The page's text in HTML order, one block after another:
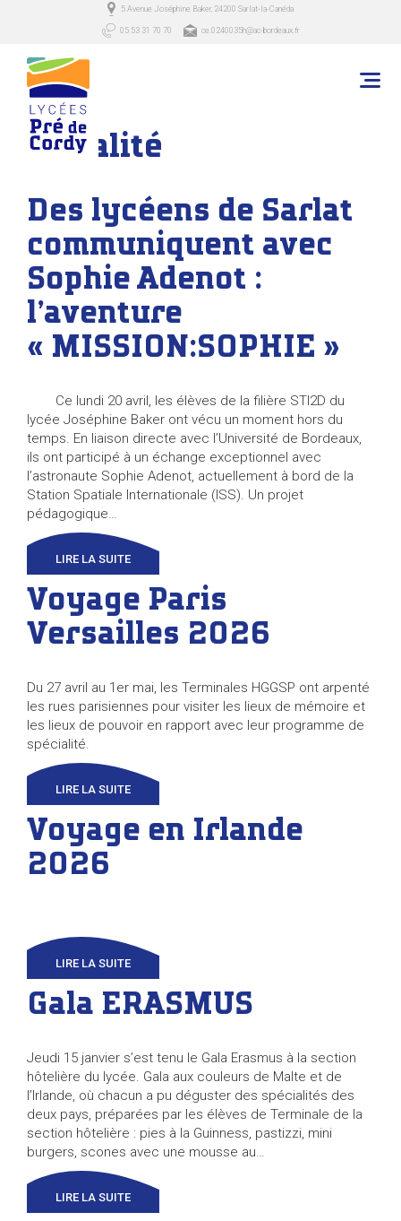
5 Avenue Joséphine Baker, 24200 Sarlat-la-Canéda
05 53 31 70 70 ce.0240035h@ac-bordeaux.fr
Lycée Pré de Cordy
Actualité
Des lycéens de Sarlat
communiquent avec
Sophie Adenot :
l’aventure
« MISSION:SOPHIE »
Ce lundi 20 avril, les élèves de la filière STI2D du
lycée Joséphine Baker ont vécu un moment hors du
temps. En liaison directe avec l’Université de Bordeaux,
ils ont participé à un échange exceptionnel avec
l’astronaute Sophie Adenot, actuellement à bord de la
Station Spatiale Internationale (ISS). Un projet
pédagogique…
LIRE LA SUITE
Voyage Paris
Versailles 2026
Du 27 avril au 1er mai, les Terminales HGGSP ont arpenté
les rues parisiennes pour visiter les lieux de mémoire et
les lieux de pouvoir en rapport avec leur programme de
spécialité.
LIRE LA SUITE
Voyage en Irlande
2026
LIRE LA SUITE
Gala ERASMUS
Jeudi 15 janvier s’est tenu le Gala Erasmus à la section
hôtelière du lycée. Gala aux couleurs de Malte et de
l’Irlande, où chacun a pu déguster des spécialités des
deux pays, préparées par les élèves de Terminale de la
section hôtelière : pies à la Guinness, pastizzi, mini
burgers, scones avec une mousse au…
LIRE LA SUITE